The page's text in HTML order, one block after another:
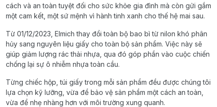
cách và an toàn tuyệt đối cho sức khỏe gia đình mà còn gửi gắm
một cam kết, một sứ mệnh vì hành tinh xanh cho thế hệ mai sau.
Từ 01/12/2023, Elmich thay đổi toàn bộ bao bì từ nilon khó phân
hủy sang nguyên liệu giấy cho toàn bộ sản phẩm. Việc này sẽ
giúp giảm lượng rác thải nhựa, qua đó góp phần vào cuộc chiến
chống lại sự ô nhiễm nhựa toàn cầu.
Từng chiếc hộp, túi giấy trong mỗi sản phẩm đều được chúng tôi
lựa chọn kỹ lưỡng, vừa để bảo vệ sản phẩm một cách an toàn,
vừa để nhẹ nhàng hơn với môi trường xung quanh.